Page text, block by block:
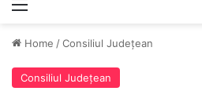
Home /Consiliul Judeţean
Consiliul Judeţean